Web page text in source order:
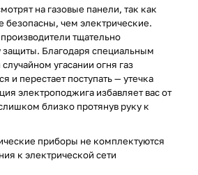
на газовые панели, так как
безопасны, чем электрические.
тщательно
Благодаря специальным
угасании огня газ
и перестает поступать — утечка
электроподжига избавляет вас от
близко протянув руку к
приборы не комплектуются
к электрической сети